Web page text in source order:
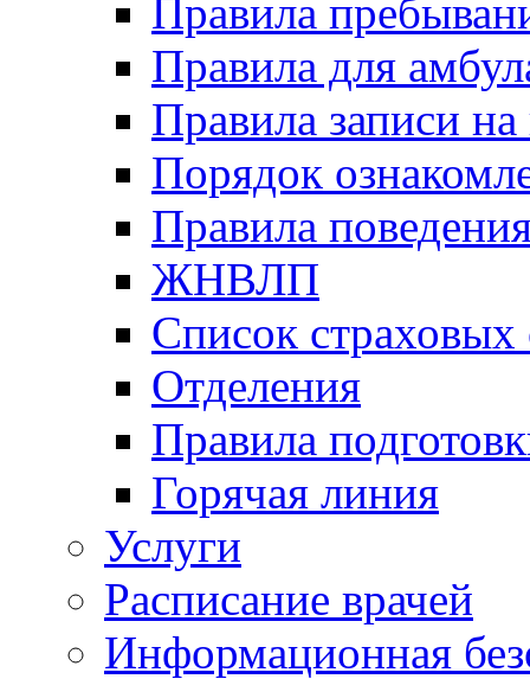
Правила
Правила для
Правила записи
Порядок
Правила
ЖНВЛП
Список страховых
Отделения
Правила
Горячая линия
Услуги
Расписание врачей
Информационная